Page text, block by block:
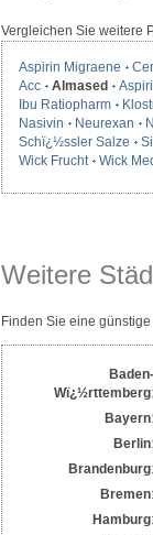
Vergleichen Sie weitere
Aspirin Migraene
Acc
Almased
Ibu Ratiopharm
Nasivin
Neurexan
Schï¿½ssler Salze
Wick Frucht
Wick
Weitere
Finden Sie eine günstige
Baden-
Wï¿½rttemberg:
Bayern:
Berlin:
Brandenburg:
Bremen:
Hamburg: